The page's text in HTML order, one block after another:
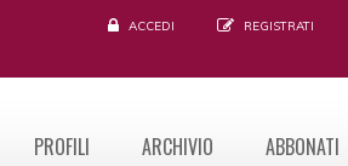
ACCEDI REGISTRATI
PROFILI ARCHIVIO ABBONATI